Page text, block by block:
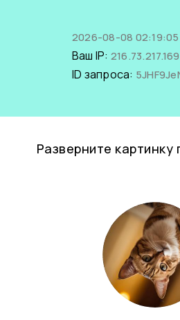
2026-08-08
Ваш IP: 216.73.217.169
ID запроса:
Разверните картинку